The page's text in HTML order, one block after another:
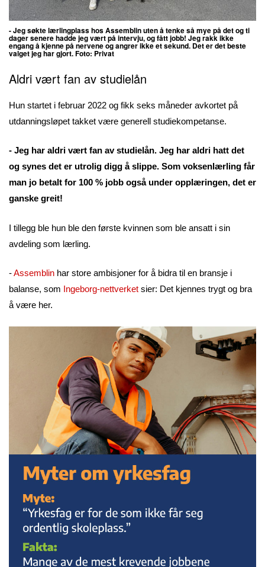
- Jeg søkte lærlingplass hos Assemblin uten å tenke så mye på det og ti
dager senere hadde jeg vært på intervju, og fått jobb! Jeg rakk ikke
engang å kjenne på nervene og angrer ikke et sekund. Det er det beste
valget jeg har gjort. Foto: Privat
Aldri vært fan av studielån
Hun startet i februar 2022 og fikk seks måneder avkortet på
utdanningsløpet takket være generell studiekompetanse.
- Jeg har aldri vært fan av studielån. Jeg har aldri hatt det
og synes det er utrolig digg å slippe. Som voksenlærling får
man jo betalt for 100 % jobb også under opplæringen, det er
ganske greit!
I tillegg ble hun ble den første kvinnen som ble ansatt i sin
avdeling som lærling.
-Assemblin har store ambisjoner for å bidra til en bransje i
balanse, som Ingeborg-nettverket sier: Det kjennes trygt og bra
å være her.